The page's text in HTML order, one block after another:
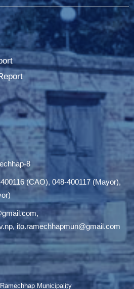
8
(CAO), 048-400117 (Mayor),
,
, ito.ramechhapmun@gmail.com
Municipality